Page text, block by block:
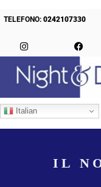
TELEFONO:0242107330
Italian
IL